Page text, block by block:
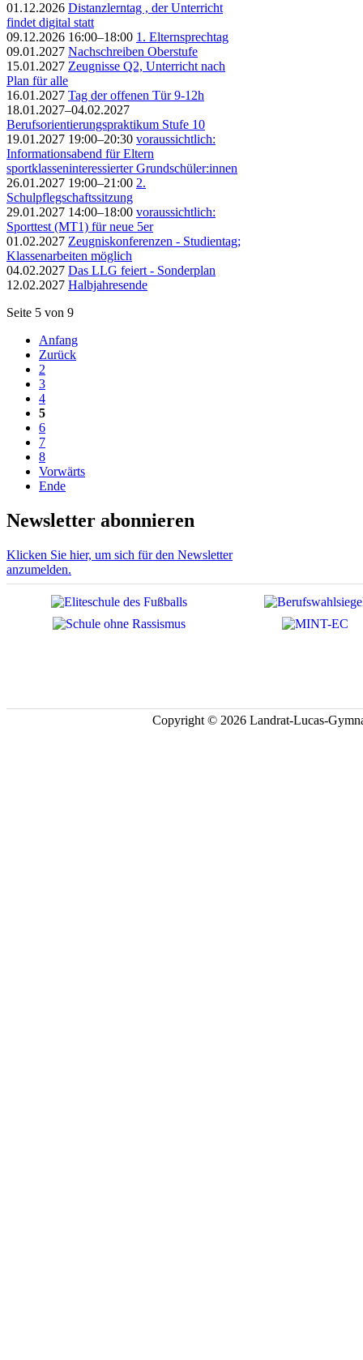
01.12.2026 Distanzlerntag , der Unterricht
findet digital statt
09.12.2026 16:00–18:00 1. Elternsprechtag
09.01.2027 Nachschreiben Oberstufe
15.01.2027 Zeugnisse Q2, Unterricht nach
Plan für alle
16.01.2027 Tag der offenen Tür 9-12h
18.01.2027–04.02.2027
Berufsorientierungspraktikum Stufe 10
19.01.2027 19:00–20:30 voraussichtlich:
Informationsabend für Eltern
sportklasseninteressierter Grundschüler:innen
26.01.2027 19:00–21:00 2.
Schulpflegschaftssitzung
29.01.2027 14:00–18:00 voraussichtlich:
Sporttest (MT1) für neue 5er
01.02.2027 Zeugniskonferenzen - Studientag;
Klassenarbeiten möglich
04.02.2027 Das LLG feiert - Sonderplan
12.02.2027 Halbjahresende
Seite 5 von 9
Anfang
Zurück
2
3
4
5
6
7
8
Vorwärts
Ende
Newsletter abonnieren
Klicken Sie hier, um sich für den Newsletter
anzumelden.
Copyright © 2026 Landrat-Lucas-